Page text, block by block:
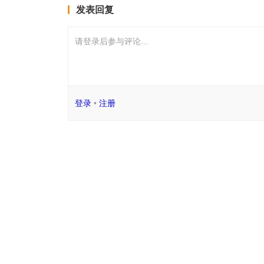
发表回复
请登录后参与评论...
登录• 注册